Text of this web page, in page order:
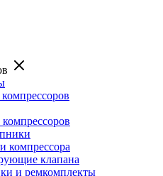
компрессора
клапана
и ремкомплекты